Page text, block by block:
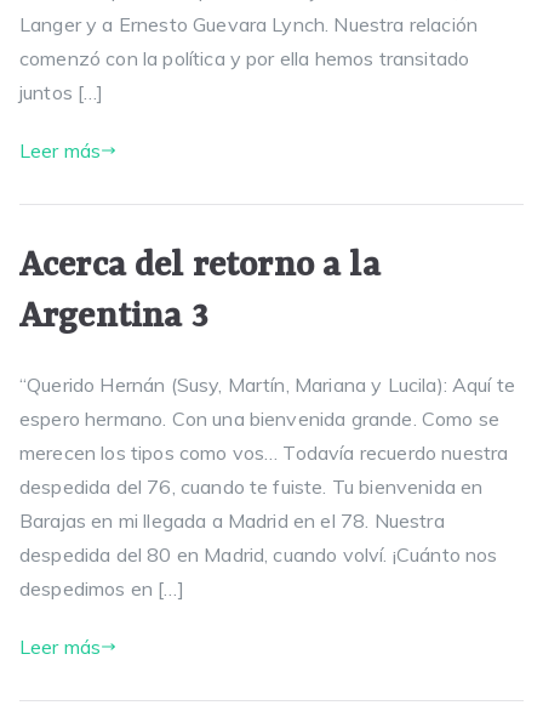
Langer y a Ernesto Guevara Lynch. Nuestra relación
comenzó con la política y por ella hemos transitado
juntos […]
Leer más
Acerca del retorno a la
Argentina 3
“Querido Hernán (Susy, Martín, Mariana y Lucila): Aquí te
espero hermano. Con una bienvenida grande. Como se
merecen los tipos como vos… Todavía recuerdo nuestra
despedida del 76, cuando te fuiste. Tu bienvenida en
Barajas en mi llegada a Madrid en el 78. Nuestra
despedida del 80 en Madrid, cuando volví. ¡Cuánto nos
despedimos en […]
Leer más